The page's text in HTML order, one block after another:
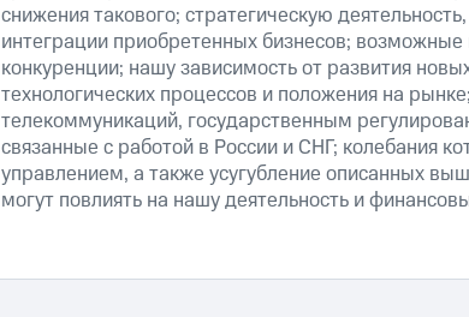
снижения такового; стратегическую
интеграции приобретенных бизнесов;
конкуренции; нашу зависимость от развития
технологических процессов и положения на
телекоммуникаций, государственным
связанные с работой в России и СНГ; колебания
управлением, а также усугубление описанных
могут повлиять на нашу деятельность и